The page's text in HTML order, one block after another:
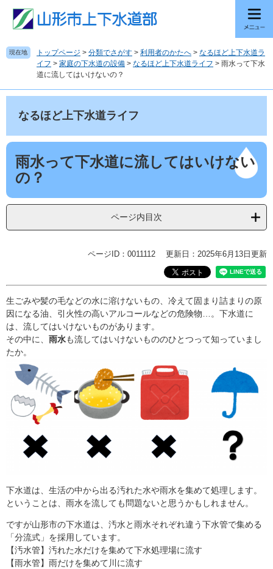
の
先
す
ー
を
し
文
へ
現在地 トップページ > 分類でさがす > 利用者のかたへ > なるほど上下水道ラ
イフ > 家庭の下水道の設備 > なるほど上下水道ライフ > 雨水って下水
道に流してはいけないの？
なるほど上下水道ライフ
本
雨水って下水道に流してはいけない
の？
ページ内目次
ページID：0011112 更新日：2025年6月13日更新
生ごみや髪の毛などの水に溶けないもの、冷えて固まり詰まりの原
因になる油、引火性の高いアルコールなどの危険物…。下水道に
は、流してはいけないものがあります。
その中に、 雨水も流してはいけないもののひとつって知っていまし
たか。
下水道は、生活の中から出る汚れた水や雨水を集めて処理します。
ということは、雨水を流しても問題ないと思うかもしれません。
ですが山形市の下水道は、汚水と雨水それぞれ違う下水管で集める
「分流式」を採用しています。
【汚水管】汚れた水だけを集めて下水処理場に流す
【雨水管】雨だけを集めて川に流す